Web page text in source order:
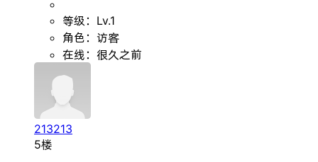
等级：Lv.1
角色：访客
在线：很久之前
213213
5楼